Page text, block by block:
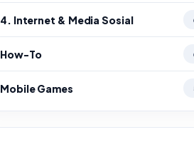
4. Internet & Media Sosial
How-To
Mobile Games